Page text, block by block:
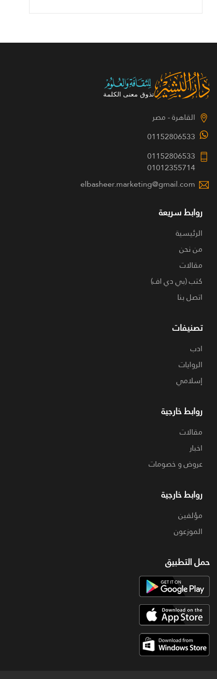
القاهرة - مصر
01152806533
01152806533
01012355714
elbasheer.marketing@gmail.com
روابط سريعة
الرئيسية
من نحن
مقالات
كتب (بي دي اف)
اتصل بنا
تصنيفات
ادب
الروايات
إسلامي
روابط خارجية
مقالات
اخبار
عروض و خصومات
روابط خارجية
مؤلفين
الموزعون
حمل التطبيق